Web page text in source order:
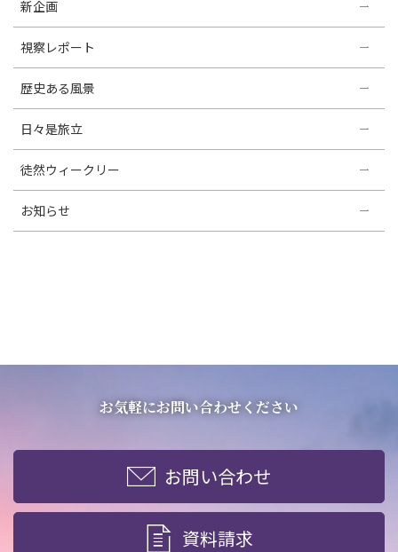
新企画
視察レポート
歴史ある風景
日々是旅立
徒然ウィークリー
お知らせ
お気軽にお問い合わせください
お問い合わせ
資料請求